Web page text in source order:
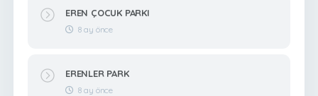
EREN ÇOCUK PARKI
8 ay önce
ERENLER PARK
8 ay önce